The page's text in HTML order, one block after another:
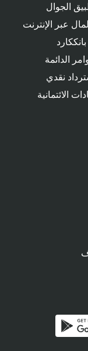
الجوال
عبر الإنترنت
بانككارد
الدائمة
نقدي
الائتمانية